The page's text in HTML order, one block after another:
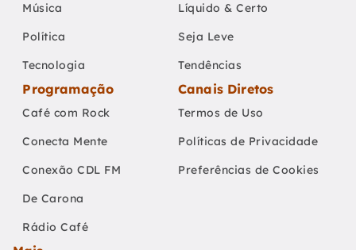
Música
Política
Tecnologia
Líquido & Certo
Seja Leve
Tendências
Programação
Café com Rock
Conecta Mente
Conexão CDL FM
De Carona
Rádio Café
Canais Diretos
Termos de Uso
Políticas de Privacidade
Preferências de Cookies